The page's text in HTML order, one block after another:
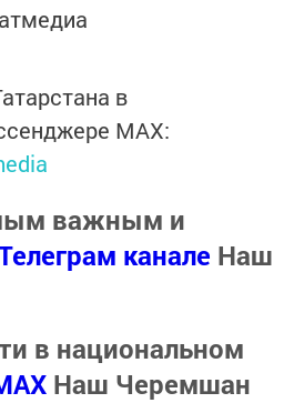
в
MАХ:
важным и
канале Наш
в национальном
Наш Черемшан